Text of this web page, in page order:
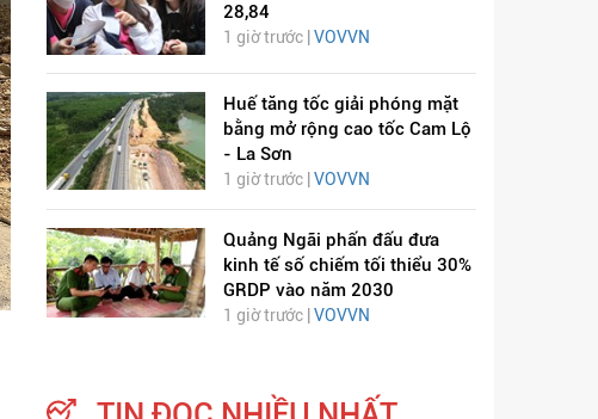
28,84
1 giờ trước | VOVVN
Huế tăng tốc giải phóng mặt
bằng mở rộng cao tốc Cam Lộ
- La Sơn
1 giờ trước | VOVVN
Quảng Ngãi phấn đấu đưa
kinh tế số chiếm tối thiểu 30%
GRDP vào năm 2030
1 giờ trước | VOVVN